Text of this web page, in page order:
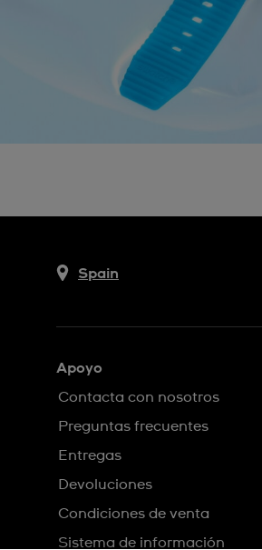
Spain
Apoyo
Contacta con nosotros
Preguntas frecuentes
Entregas
Devoluciones
Condiciones de venta
Sistema de información